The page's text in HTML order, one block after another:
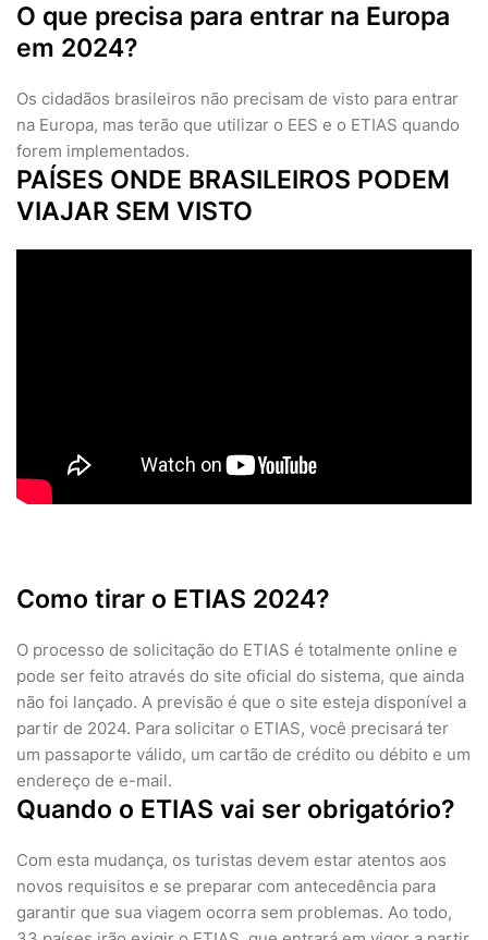
O que precisa para entrar na Europa
em 2024?
Os cidadãos brasileiros não precisam de visto para entrar
na Europa, mas terão que utilizar o EES e o ETIAS quando
forem implementados.
PAÍSES ONDE BRASILEIROS PODEM
VIAJAR SEM VISTO
Como tirar o ETIAS 2024?
O processo de solicitação do ETIAS é totalmente online e
pode ser feito através do site oficial do sistema, que ainda
não foi lançado. A previsão é que o site esteja disponível a
partir de 2024. Para solicitar o ETIAS, você precisará ter
um passaporte válido, um cartão de crédito ou débito e um
endereço de e-mail.
Quando o ETIAS vai ser obrigatório?
Com esta mudança, os turistas devem estar atentos aos
novos requisitos e se preparar com antecedência para
garantir que sua viagem ocorra sem problemas. Ao todo,